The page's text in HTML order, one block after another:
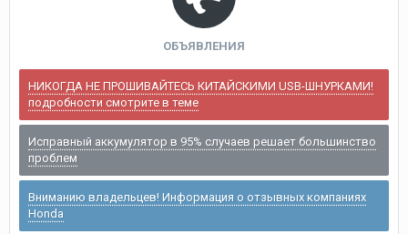
ОБЪЯВЛЕНИЯ
НИКОГДА НЕ ПРОШИВАЙТЕСЬ КИТАЙСКИМИ USB-ШНУРКАМИ!
подробности смотрите в теме
Исправный аккумулятор в 95% случаев решает большинство
проблем
Вниманию владельцев! Информация о отзывных компаниях
Honda